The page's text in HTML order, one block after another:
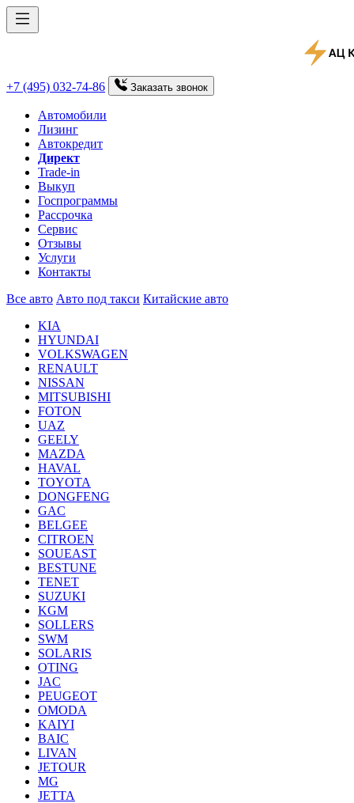
+7 (495) 032-74-86 Заказать звонок
Автомобили
Лизинг
Автокредит
Директ
Trade-in
Выкуп
Госпрограммы
Рассрочка
Сервис
Отзывы
Услуги
Контакты
Все авто Авто под такси Китайские авто
KIA
HYUNDAI
VOLKSWAGEN
RENAULT
NISSAN
MITSUBISHI
FOTON
UAZ
GEELY
MAZDA
HAVAL
TOYOTA
DONGFENG
GAC
BELGEE
CITROEN
SOUEAST
BESTUNE
TENET
SUZUKI
KGM
SOLLERS
SWM
SOLARIS
OTING
JAC
PEUGEOT
OMODA
KAIYI
BAIC
LIVAN
JETOUR
MG
JETTA